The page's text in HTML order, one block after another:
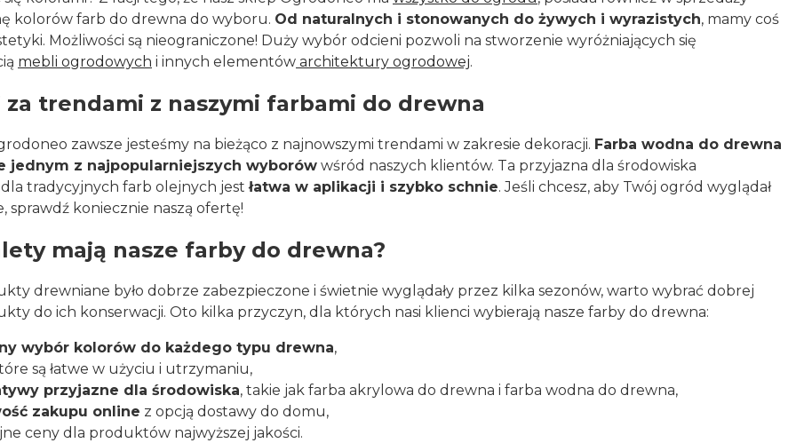
kolorów farb do drewna do wyboru. Od naturalnych i stonowanych do żywych i wyrazistych, mamy coś
Możliwości są nieograniczone! Duży wybór odcieni pozwoli na stworzenie wyróżniających się
mebli ogrodowych i innych elementów architektury ogrodowej.
za trendami z naszymi farbami do drewna
zawsze jesteśmy na bieżąco z najnowszymi trendami w zakresie dekoracji. Farba wodna do drewna
jednym z najpopularniejszych wyborów wśród naszych klientów. Ta przyjazna dla środowiska
tradycyjnych farb olejnych jestłatwa w aplikacji i szybko schnie. Jeśli chcesz, aby Twój ogród wyglądał
sprawdź koniecznie naszą ofertę!
mają nasze farby do drewna?
drewniane było dobrze zabezpieczone i świetnie wyglądały przez kilka sezonów, warto wybrać dobrej
do ich konserwacji. Oto kilka przyczyn, dla których nasi klienci wybierają nasze farby do drewna:
wybór kolorów do każdego typu drewna,
są łatwe w użyciu i utrzymaniu,
przyjazne dla środowiska, takie jak farba akrylowa do drewna i farba wodna do drewna,
zakupu online z opcją dostawy do domu,
ceny dla produktów najwyższej jakości.